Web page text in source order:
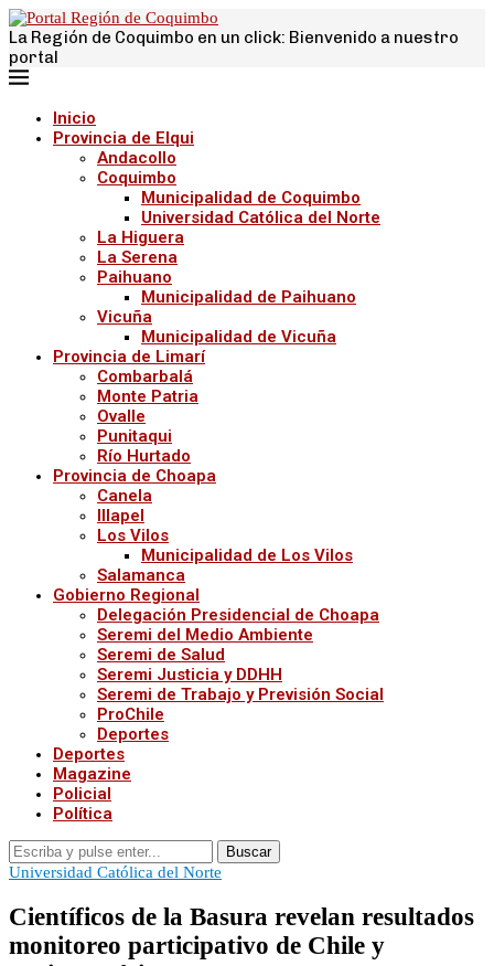
La Región de Coquimbo en un click: Bienvenido a nuestro
portal
Inicio
Provincia de Elqui
Andacollo
Coquimbo
Municipalidad de Coquimbo
Universidad Católica del Norte
La Higuera
La Serena
Paihuano
Municipalidad de Paihuano
Vicuña
Municipalidad de Vicuña
Provincia de Limarí
Combarbalá
Monte Patria
Ovalle
Punitaqui
Río Hurtado
Provincia de Choapa
Canela
Illapel
Los Vilos
Municipalidad de Los Vilos
Salamanca
Gobierno Regional
Delegación Presidencial de Choapa
Seremi del Medio Ambiente
Seremi de Salud
Seremi Justicia y DDHH
Seremi de Trabajo y Previsión Social
ProChile
Deportes
Deportes
Magazine
Policial
Política
Buscar
Universidad Católica del Norte
Científicos de la Basura revelan resultados
monitoreo participativo de Chile y